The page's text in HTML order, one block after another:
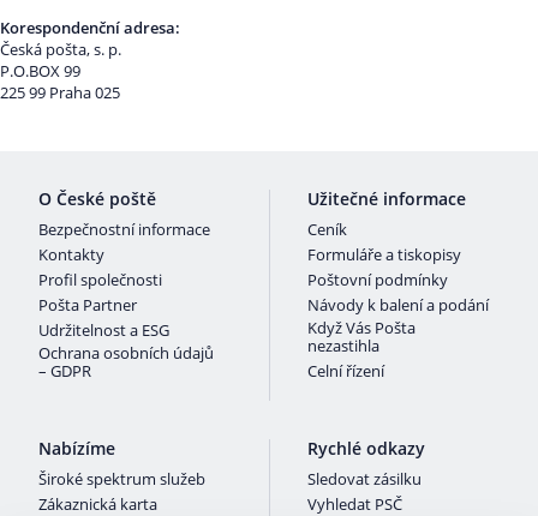
Korespondenční adresa:
Česká pošta, s. p.
P.O.BOX 99
225 99 Praha 025
O České poště
Bezpečnostní informace
Kontakty
Profil společnosti
Pošta Partner
Udržitelnost a ESG
Ochrana osobních údajů
– GDPR
Užitečné informace
Ceník
Formuláře a tiskopisy
Poštovní podmínky
Návody k balení a podání
Když Vás Pošta
nezastihla
Celní řízení
Nabízíme
Široké spektrum služeb
Zákaznická karta
Rychlé odkazy
Sledovat zásilku
Vyhledat PSČ